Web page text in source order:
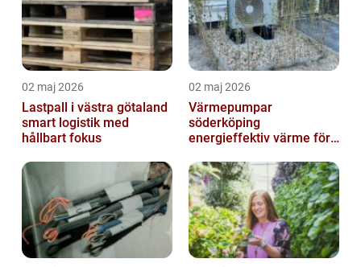
02 maj 2026
Lastpall i västra götaland
smart logistik med
hållbart fokus
02 maj 2026
Värmepumpar
söderköping
energieffektiv värme för